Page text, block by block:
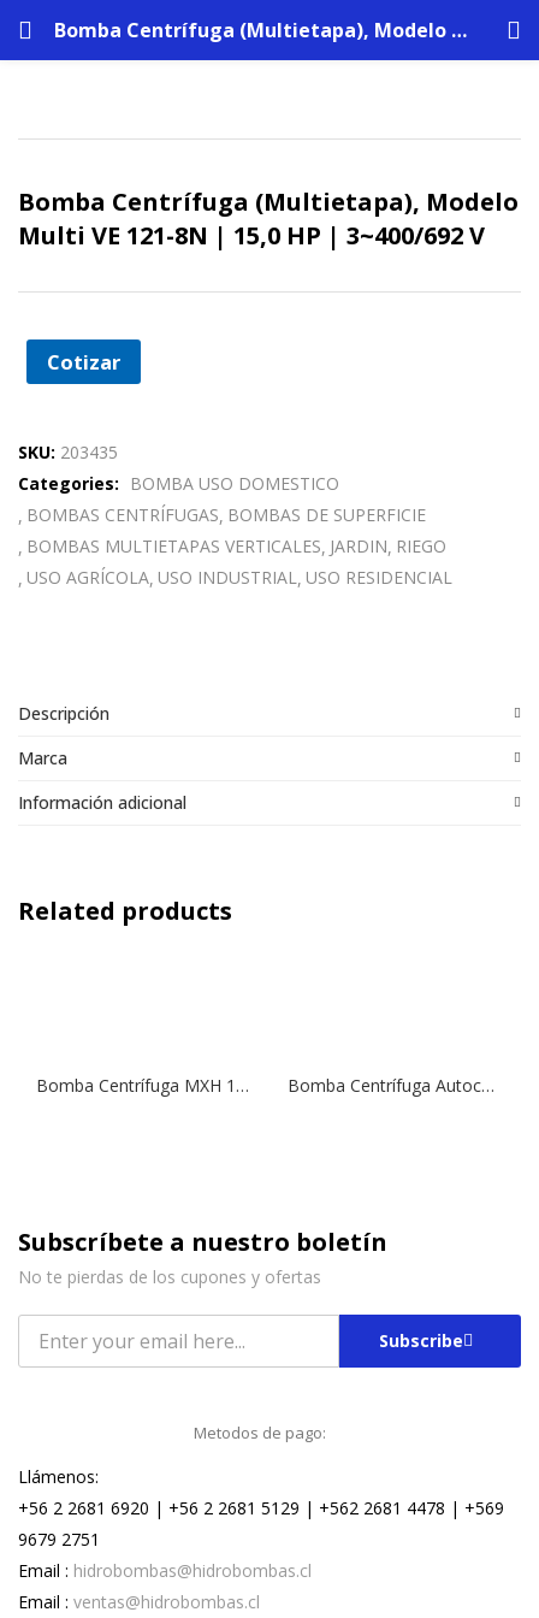
Bomba Centrífuga (Multietapa), Modelo Multi VE 121-8N | 15,0 HP | 3~400/692 V
Bomba Centrífuga (Multietapa), Modelo
Multi VE 121-8N | 15,0 HP | 3~400/692 V
Cotizar
SKU: 203435
Categories:
BOMBA USO DOMESTICO
BOMBAS CENTRÍFUGAS BOMBAS DE SUPERFICIE
BOMBAS MULTIETAPAS VERTICALES JARDIN RIEGO
USO AGRÍCOLA USO INDUSTRIAL USO RESIDENCIAL
Descripción
Marca
Información adicional
Related products
Bomba Centrífuga MXH 1604 | 4,0 HP | 380 V. Bomba Centrífuga Autocebante NGXM 3 | 0,75 HP | 220 V.
Subscríbete a nuestro boletín
No te pierdas de los cupones y ofertas
Subscribe
Metodos de pago:
Llámenos:
+56 2 2681 6920 | +56 2 2681 5129 | +562 2681 4478 | +569
9679 2751
Email : hidrobombas@hidrobombas.cl
Email : ventas@hidrobombas.cl